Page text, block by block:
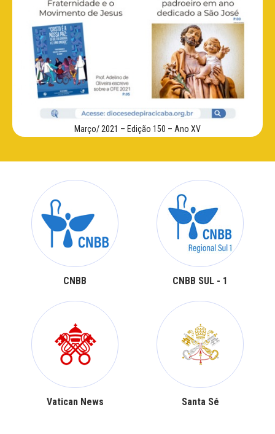
Março/ 2021 – Edição 150 – Ano XV
CNBB CNBB SUL - 1
Vatican News Santa Sé